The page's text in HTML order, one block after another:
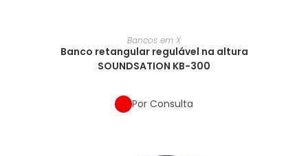
Bancos em X
Banco retangular regulável na altura
SOUNDSATION KB-300
Por Consulta